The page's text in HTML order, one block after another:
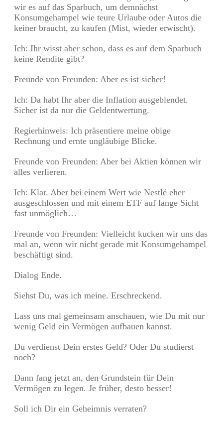
wir es auf das Sparbuch, um demnächst
Konsumgehampel wie teure Urlaube oder Autos die
keiner braucht, zu kaufen (Mist, wieder erwischt).
Ich: Ihr wisst aber schon, dass es auf dem Sparbuch
keine Rendite gibt?
Freunde von Freunden: Aber es ist sicher!
Ich: Da habt Ihr aber die Inflation ausgeblendet.
Sicher ist da nur die Geldentwertung.
Regierhinweis: Ich präsentiere meine obige
Rechnung und ernte ungläubige Blicke.
Freunde von Freunden: Aber bei Aktien können wir
alles verlieren.
Ich: Klar. Aber bei einem Wert wie Nestlé eher
ausgeschlossen und mit einem ETF auf lange Sicht
fast unmöglich…
Freunde von Freunden: Vielleicht kucken wir uns das
mal an, wenn wir nicht gerade mit Konsumgehampel
beschäftigt sind.
Dialog Ende.
Siehst Du, was ich meine. Erschreckend.
Lass uns mal gemeinsam anschauen, wie Du mit nur
wenig Geld ein Vermögen aufbauen kannst.
Du verdienst Dein erstes Geld? Oder Du studierst
noch?
Dann fang jetzt an, den Grundstein für Dein
Vermögen zu legen. Je früher, desto besser!
Soll ich Dir ein Geheimnis verraten?